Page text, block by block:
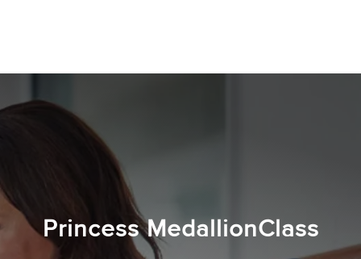
Princess MedallionClass